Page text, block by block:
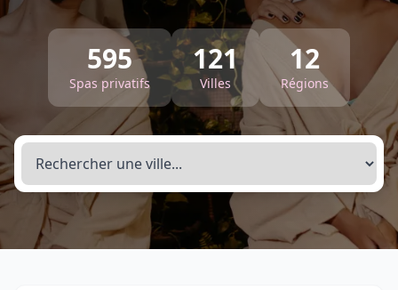
595
Spas privatifs
121
Villes
12
Régions